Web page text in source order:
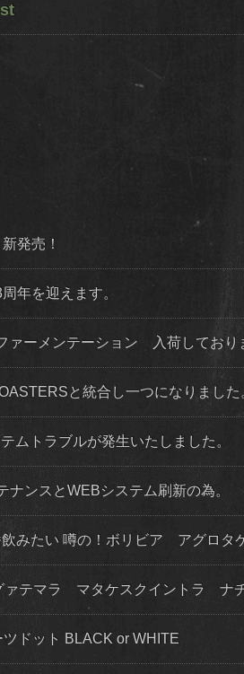
発売！
年を迎えます。
ァーメンテーション 入荷してお
と統合し一つになりました
ムトラブルが発生いたしました。
ンスとWEBシステム刷新の為。
飲みたい 噂の！ボリビア アグロ
ァテマラ マタケスクイントラ
ドット BLACK or WHITE